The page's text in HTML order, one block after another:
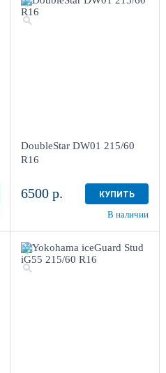
DoubleStar DW01 215/60
R16
6500 р. КУПИТЬ
В наличии